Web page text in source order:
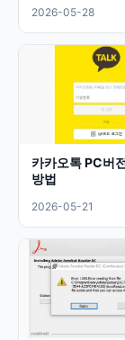
2026-05-28
카카오톡 PC버
방법
2026-05-21